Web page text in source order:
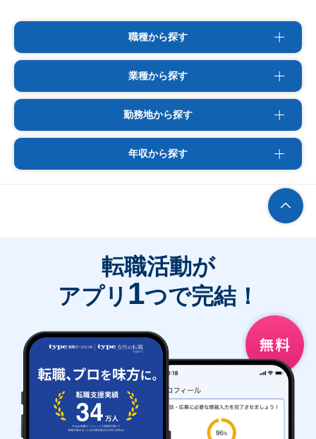
職種から探す
業種から探す
勤務地から探す
年収から探す
転職活動が
アプリ 1つで完結！